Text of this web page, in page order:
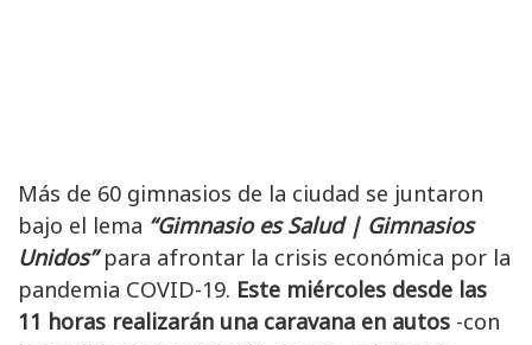
Más de 60 gimnasios de la ciudad se juntaron
bajo el lema “Gimnasio es Salud | Gimnasios
Unidos”para afrontar la crisis económica por la
pandemia COVID-19. Este miércoles desde las
11 horas realizarán una caravana en autos -con